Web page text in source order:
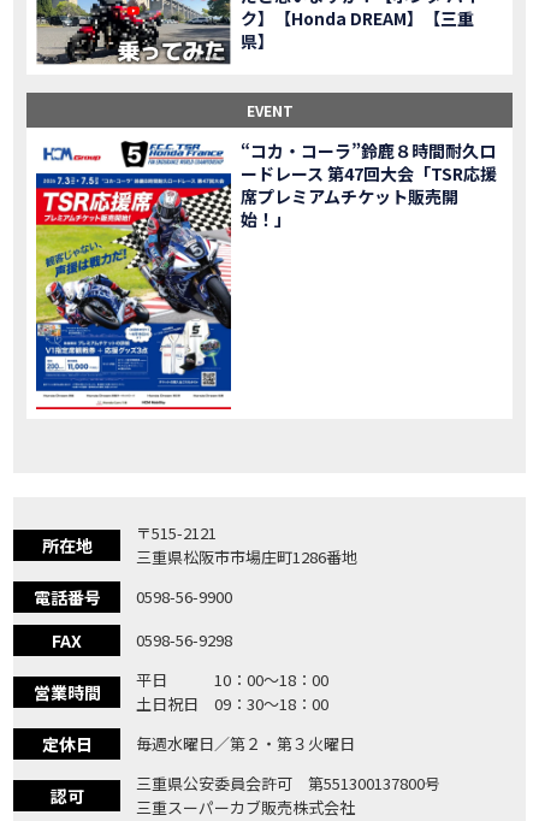
NEW BIKE 「X-ADV」大型クロスオーバーモデル X-ADV をフルモデルチェンジし発売！
NEW BIKE 「CB1000R」のヘッドライト等の外観デザインやカラーリングの変更など熟成を図り発売！
NEW BIKE 「NC750X」大型スポーツモデル NC750X をフルモデルチェンジし発売！
NEW BIKE 「CB1300 SUPER FOUR」「CB1300 SUPER BOL D’OR」ならびに「CB1300 SUPER FOUR SP」「CB1300 SUPER BOL D’OR SP」に先進の電子制御デバイスを採用し発売！
NEW BIKE 大型クルーザーモデル「Rebel 1100」を新発売!!
NEW BIKE よりスポーティーなイメージを強化『CBR650R』を発表!
NEW BIKE Neo Sports Caféシリーズのミドルクラスモデル『CB650R』を発表！
NEW BIKE フルモデルチェンジした 新型「PCX」「PCX160」「PCX e:HEV」を発表!
NEWS 国内販売を予定するグローバルモデルがHondaバイクWebサイトで公開されました！
NEW BIKE 「CRF250L」「CRF250 RALLY」をフルモデルチェンジし発表！
ク】【Honda DREAM】【三重
県】
EVENT
“コカ・コーラ”鈴鹿８時間耐久ロ
ードレース 第47回大会「TSR応援
席プレミアムチケット販売開
始！」
所在地
〒515-2121
三重県松阪市市場庄町1286番地
電話番号 0598-56-9900
FAX 0598-56-9298
営業時間
平日 10：00〜18：00
土日祝日 09：30〜18：00
定休日 毎週水曜日／第２・第３火曜日
認可
三重県公安委員会許可 第551300137800号
三重スーパーカブ販売株式会社